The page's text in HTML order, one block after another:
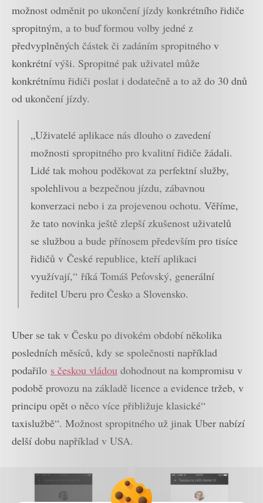
možnost odměnit po ukončení jízdy konkrétního řidiče
spropitným, a to buď formou volby jedné z
předvyplněných částek či zadáním spropitného v
konkrétní výši. Spropitné pak uživatel může
konkrétnímu řidiči poslat i dodatečně a to až do 30 dnů
od ukončení jízdy.
„Uživatelé aplikace nás dlouho o zavedení
možnosti spropitného pro kvalitní řidiče žádali.
Lidé tak mohou poděkovat za perfektní služby,
spolehlivou a bezpečnou jízdu, zábavnou
konverzaci nebo i za projevenou ochotu. Věříme,
že tato novinka ještě zlepší zkušenost uživatelů
se službou a bude přínosem především pro tisíce
řidičů v České republice, kteří aplikaci
využívají,“ říká Tomáš Peťovský, generální
ředitel Uberu pro Česko a Slovensko.
Uber se tak v Česku po divokém období několika
posledních měsíců, kdy se společnosti například
podařilo s českou vládou dohodnout na kompromisu v
podobě provozu na základě licence a evidence tržeb, v
principu opět o něco více přibližuje klasické“
taxislužbě“. Možnost spropitného už jinak Uber nabízí
delší dobu například v USA.